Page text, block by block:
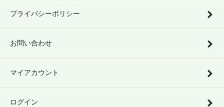
プライバシーポリシー
お問い合わせ
マイアカウント
ログイン